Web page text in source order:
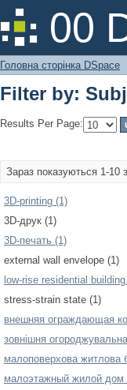
00
Filter by:
Головна сторінка DSpace
Filter by:
Results Per Page:
Зараз показуються 1-10
3D-printing (1)
3D-друк (1)
3D-печать (1)
external wall envelope (1)
low-rise residential
stress-strain state (1)
внешняя ограждающая
зовнішня
малоповерхова житлова
малоэтажный жилой дом